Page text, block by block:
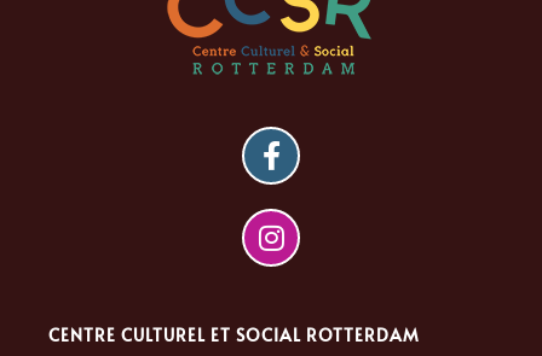
CENTRE CULTUREL ET SOCIAL ROTTERDAM